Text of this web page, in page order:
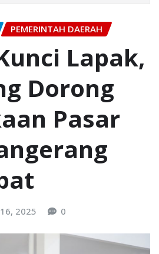
PEMERINTAH DAERAH
Lapak,
Dorong
Pasar
2025 0